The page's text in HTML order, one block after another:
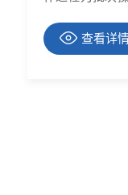
干燥机(工作容
驱动式结构的
查看详